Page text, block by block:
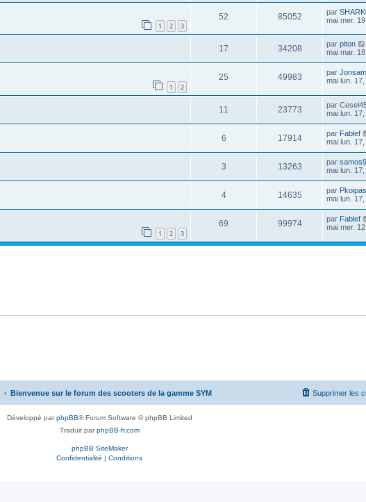
1 2 3
52 85052 par
mai mer.
17 34208 par piton
mai mar.
1 2
25 49983 par
mai lun.
11 23773 par
mai lun.
6 17914 par Fablef
mai lun.
3 13263 par
mai lun.
4 14635 par
mai lun.
1 2 3
69 99974 par Fablef
mai mer.
Bienvenue sur le forum des scooters de la gamme SYM Supprimer les
Développé parphpBB® Forum Software © phpBB Limited
Traduit parphpBB-fr.com
phpBB SiteMaker
Confidentialité | Conditions